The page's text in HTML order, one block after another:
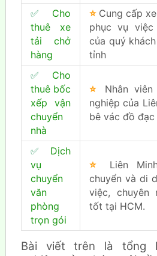
✅
Cho
thuê xe
tải chở
hàng
⭐ Cung cấp
phục vụ việc
của quý
tỉnh
✅
Cho
thuê bốc
xếp vận
chuyển
nhà
⭐ Nhân
nghiệp của
bê vác đồ
✅
Dịch
vụ
chuyển
văn
phòng
trọn gói
⭐ Liên
chuyển và di
việc, chuyên
tốt tại HCM.
Bài viết trên là tổng